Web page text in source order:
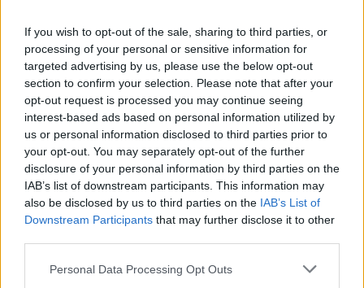
If you wish to opt-out of the sale, sharing to third parties, or
processing of your personal or sensitive information for
targeted advertising by us, please use the below opt-out
section to confirm your selection. Please note that after your
opt-out request is processed you may continue seeing
interest-based ads based on personal information utilized by
us or personal information disclosed to third parties prior to
your opt-out. You may separately opt-out of the further
disclosure of your personal information by third parties on the
IAB’s list of downstream participants. This information may
also be disclosed by us to third parties on the IAB’s List of
Downstream Participants that may further disclose it to other
Please note that this website/app uses one or more Google
Personal Data Processing Opt Outs
og hva som faktisk var nødvendig å ha med seg.
Siden 1993 har utviklingen innen klær, tekstiler
og turutstyr gått raskt.
Moderne tekniske tekstiler gir bedre isolasjon til
lavere vekt, samtidig som sekker, skallplagg og
sikkerhetsutstyr er blitt betydelig lettere enn
tidligere.
viktigste er at deltakerne har med nødvendig